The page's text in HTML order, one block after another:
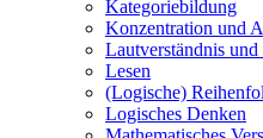
Kategoriebildung
Konzentration und
Lautverständnis und
Lesen
(Logische)
Logisches Denken